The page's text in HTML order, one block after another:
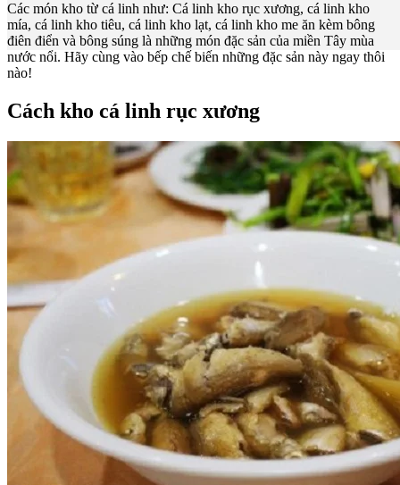
Các món kho từ cá linh như: Cá linh kho rục xương, cá linh kho
mía, cá linh kho tiêu, cá linh kho lạt, cá linh kho me ăn kèm bông
điên điển và bông súng là những món đặc sản của miền Tây mùa
nước nổi. Hãy cùng vào bếp chế biến những đặc sản này ngay thôi
nào!
Cách kho cá linh rục xương